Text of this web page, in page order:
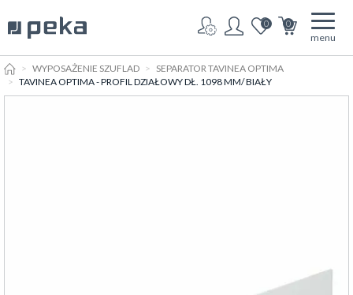
0 0
menu
HOMEWYPOSAŻENIE SZUFLAD
SEPARATOR TAVINEA OPTIMA
TAVINEA OPTIMA - PROFIL DZIAŁOWY DŁ. 1098 MM/ BIAŁY